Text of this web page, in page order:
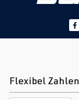
Flexibel Zahlen